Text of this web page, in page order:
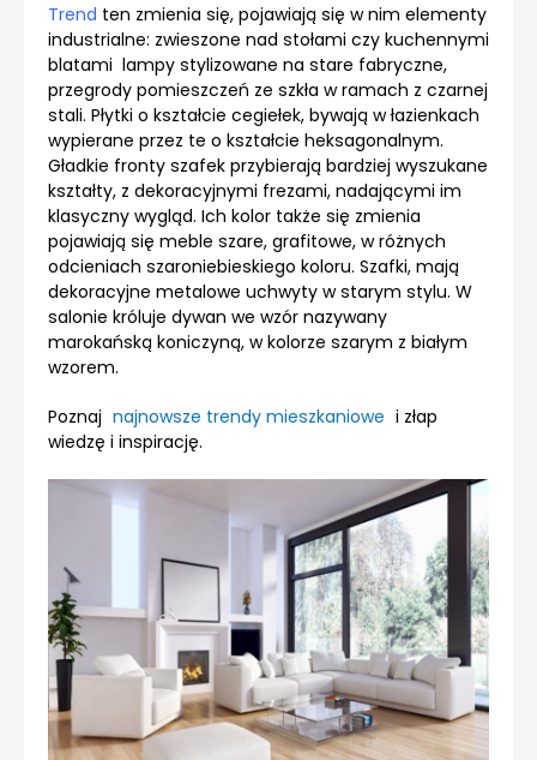
Trend ten zmienia się, pojawiają się w nim elementy
industrialne: zwieszone nad stołami czy kuchennymi
blatami lampy stylizowane na stare fabryczne,
przegrody pomieszczeń ze szkła w ramach z czarnej
stali. Płytki o kształcie cegiełek, bywają w łazienkach
wypierane przez te o kształcie heksagonalnym.
Gładkie fronty szafek przybierają bardziej wyszukane
kształty, z dekoracyjnymi frezami, nadającymi im
klasyczny wygląd. Ich kolor także się zmienia
pojawiają się meble szare, grafitowe, w różnych
odcieniach szaroniebieskiego koloru. Szafki, mają
dekoracyjne metalowe uchwyty w starym stylu. W
salonie króluje dywan we wzór nazywany
marokańską koniczyną, w kolorze szarym z białym
wzorem.
Poznaj najnowsze trendy mieszkaniowe i złap
wiedzę i inspirację.